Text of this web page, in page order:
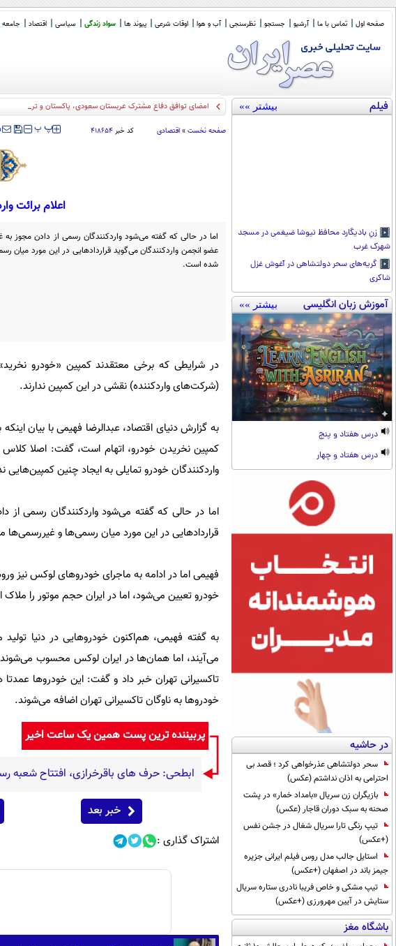
صفحه اول تماس با ما آرشیو جستجو نظرسنجی آب و هوا اوقات شرعی پیوند ها سواد زندگی سیاسی اقتصاد جامعه
فیلم بیشتر »»
زنِ بادیگارد محافظ نیوشا ضیغمی در مسجد
شهرک غرب
گریه‌های سحر دولتشاهی در آغوش غزل
شاکری
آموزش زبان انگلیسی بیشتر »»
درس هفتاد و پنج
درس هفتاد و چهار
در حاشیه
سحر دولتشاهی عذرخواهی کرد ؛ قصد بی
احترامی به اذان نداشتم (عکس)
بازیگران زن سریال «بامداد خمار» در پشت
صحنه به سبک دوران قاجار (عکس)
تیپ رنگی تارا سریال شغال در جشن نفس
(+عکس)
استایل جالب مدل روس فیلم ایرانی جزیره
جیمز باند در اصفهان (+عکس)
تیپ مشکی و خاص فریبا نادری ستاره سریال
ستایش در آیین مهرورزی (+عکس)
باشگاه مغز
امضای توافق دفاع مشترک عربستان سعودی، پاکستان و ترکیه
صفحه نخست » اقتصادی کد خبر ۴۱۸۶۵۴ ‍‍‍ پ پ
اعلام برائت
اما در حالی که گفته می‌شود واردکنندگان رسمی از دادن مجوز به
عضو انجمن واردکنندگان می‌گوید قراردادهایی در این مورد میان
شده است.
در شرایطی که برخی معتقدند کمپین «خودرو
(شرکت‌های واردکننده) نقشی در این کمپین ندارند.
به گزارش دنیای اقتصاد، عبدالرضا فهیمی با بیان
کمپین نخریدن خودرو، اتهام است، گفت: اصلا کلاس
واردکنندگان خودرو تمایلی به ایجاد چنین کمپین‌هایی
اما در حالی که گفته می‌شود واردکنندگان رسمی از
قراردادهایی در این مورد میان رسمی‌ها و
فهیمی اما در ادامه به ماجرای خودروهای لوکس نیز
خودرو تعیین می‌شود، اما در ایران حجم موتور را
به گفته فهیمی، هم‌اکنون خودروهایی در دنیا
می‌آیند، اما همان‌ها در ایران لوکس محسوب می‌شوند.
خودروها به ناوگان تاکسیرانی تهران اضافه می‌شوند.
پربیننده ترین پست همین یک ساعت اخیر
ابطحی: حرف های باقرخرازی، افتتاح
خبر بعد
اشتراک گذاری :